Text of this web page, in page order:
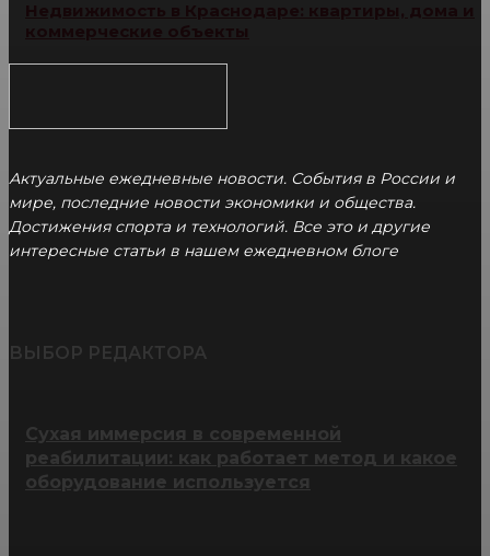
Актуальные ежедневные новости. События в России и
мире, последние новости экономики и общества.
Достижения спорта и технологий. Все это и другие
интересные статьи в нашем ежедневном блоге
ВЫБОР РЕДАКТОРА
Сухая иммерсия в современной
реабилитации: как работает метод и какое
оборудование используется